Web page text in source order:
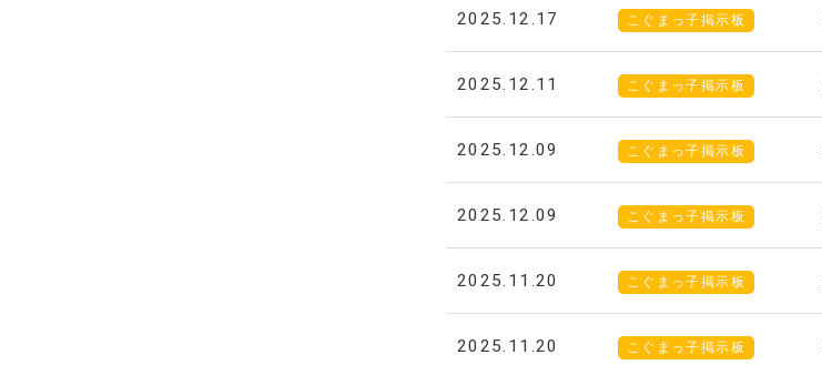
2025.12.17 こぐまっ子掲示板
2025.12.11 こぐまっ子掲示板
2025.12.09 こぐまっ子掲示板
2025.12.09 こぐまっ子掲示板
2025.11.20 こぐまっ子掲示板
2025.11.20 こぐまっ子掲示板